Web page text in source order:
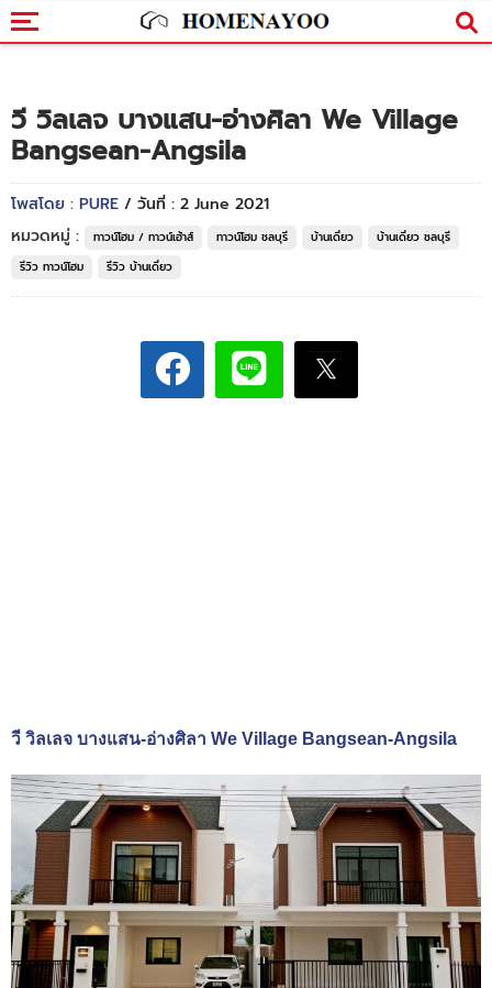
วี วิลเลจ บางแสน-อ่างศิลา We Village
Bangsean-Angsila
โพสโดย : PURE / วันที่ : 2 June 2021
หมวดหมู่ :
ทาวน์โฮม / ทาวน์เฮ้าส์ ทาวน์โฮม ชลบุรี บ้านเดี่ยว
บ้านเดี่ยว ชลบุรี
รีวิว ทาวน์โฮม
รีวิว บ้านเดี่ยว
วี วิลเลจ บางแสน-อ่างศิลา We Village Bangsean-Angsila